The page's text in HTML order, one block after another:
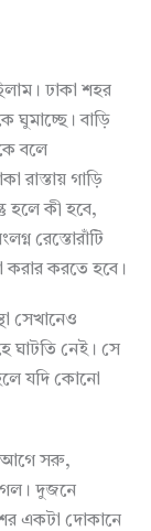
ঢাকা শহর
ঘুমাচ্ছে। বাড়ি
বলে
রাস্তায় গাড়ি
হলে কী হবে,
রেস্তোরাঁটি
করার করতে হবে।
সেখানেও
ঘাটতি নেই। সে
যদি কোনো
আগে সরু,
দুজনে
একটা দোকানে